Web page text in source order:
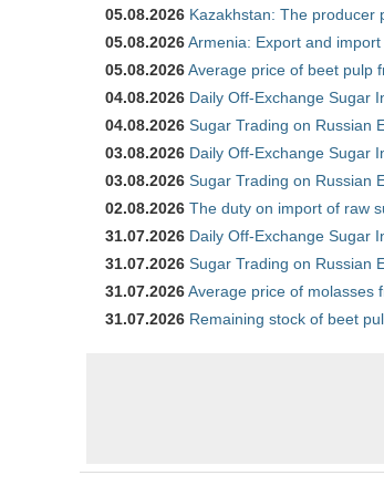
05.08.2026 Kazakhstan: The producer
05.08.2026Armenia: Export and
05.08.2026Average price of beet pulp
04.08.2026 Daily Off-Exchange Sugar
04.08.2026 Sugar Trading on Russian
03.08.2026 Daily Off-Exchange Sugar
03.08.2026 Sugar Trading on Russian
02.08.2026 The duty on import of raw
31.07.2026 Daily Off-Exchange Sugar
31.07.2026 Sugar Trading on Russian
31.07.2026Average price of molasses
31.07.2026 Remaining stock of beet